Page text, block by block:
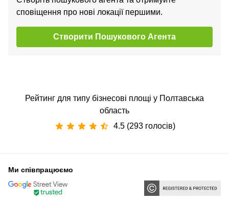
сповіщення про нові локації першими.
Створити Пошукового Агента
Рейтинг для типу бізнесові площі у Полтавська
область
4.5 (293 голосів)
Ми співпрацюємо